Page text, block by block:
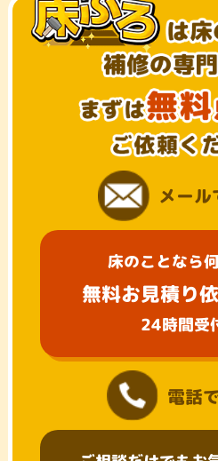
メール
床のことなら
無料お見積り
24時間受
電話